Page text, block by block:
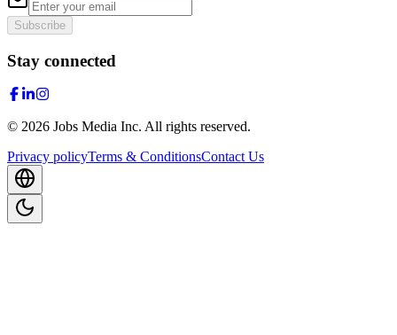
Subscribe
Stay connected
© 2026 Jobs Media Inc. All rights reserved.
Privacy policyTerms & ConditionsContact Us